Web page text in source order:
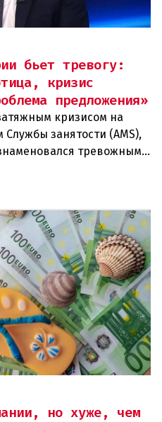
бьет тревогу:
кризис
предложения»
кризисом на
занятости (AMS),
тревожными
но хуже, чем